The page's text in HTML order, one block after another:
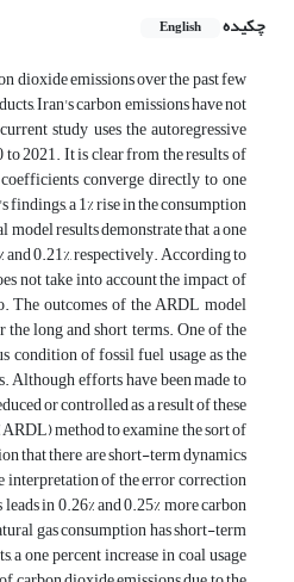
چکیده
English
dioxide emissions over the past few
Iran's carbon emissions have not
study uses the autoregressive
2021. It is clear from the results of
converge directly to one
a 1% rise in the consumption
results demonstrate that a one
0.21%, respectively. According to
not take into account the impact of
The outcomes of the ARDL model
long and short terms. One of the
condition of fossil fuel usage as the
Although efforts have been made to
or controlled as a result of these
method to examine the sort of
that there are short-term dynamics
interpretation of the error correction
in 0.26% and 0.25% more carbon
gas consumption has short-term
one percent increase in coal usage